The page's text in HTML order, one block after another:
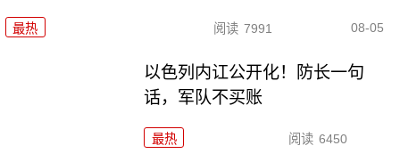
最热 阅读 7991 08-05
以色列内讧公开化！防长一句
话，军队不买账
最热 阅读 6450